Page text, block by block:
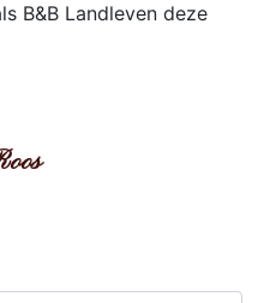
B&B Landleven deze